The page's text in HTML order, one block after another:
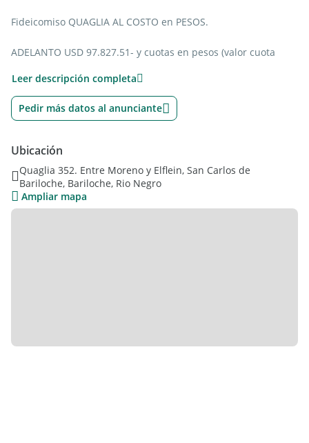
Fideicomiso QUAGLIA AL COSTO en PESOS.
ADELANTO USD 97.827.51- y cuotas en pesos (valor cuota
Pueden llegar a agregarse 3 o 4 cuotas más según costo de
construcción del fideicomiso.
Incluye cochera, valor aproximado usd 20.000 (incluido en el
precio).
FIDEICOMISO AL COSTO
Departamento apto turismo y apto profesional.
Leer descripción completa
Pedir más datos al anunciante
Ubicación
Quaglia 352. Entre Moreno y Elflein, San Carlos de
Bariloche, Bariloche, Rio Negro
Ampliar mapa